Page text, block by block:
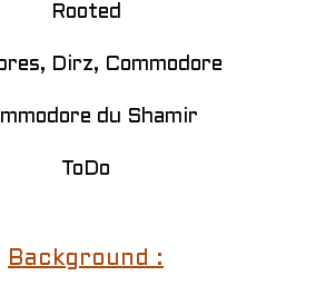
Rooted
Dirz, Commodore
du Shamir
ToDo
Background :